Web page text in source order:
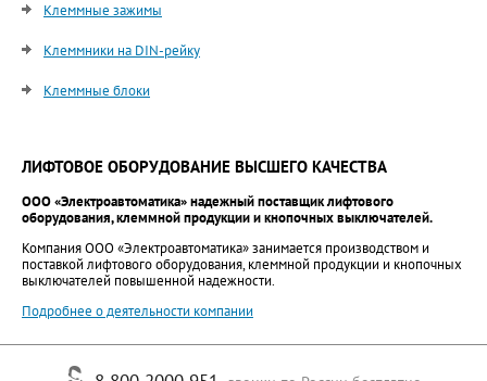
Клеммные зажимы
Клеммники на DIN-рейку
Клеммные блоки
ЛИФТОВОЕ ОБОРУДОВАНИЕ ВЫСШЕГО КАЧЕСТВА
ООО «Электроавтоматика» надежный поставщик лифтового
оборудования, клеммной продукции и кнопочных выключателей.
Компания ООО «Электроавтоматика» занимается производством и
поставкой лифтового оборудования, клеммной продукции и кнопочных
выключателей повышенной надежности.
Подробнее о деятельности компании